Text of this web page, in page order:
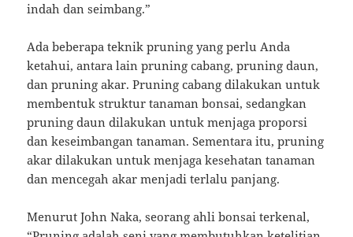
indah dan seimbang.”
Ada beberapa teknik pruning yang perlu Anda
ketahui, antara lain pruning cabang, pruning daun,
dan pruning akar. Pruning cabang dilakukan untuk
membentuk struktur tanaman bonsai, sedangkan
pruning daun dilakukan untuk menjaga proporsi
dan keseimbangan tanaman. Sementara itu, pruning
akar dilakukan untuk menjaga kesehatan tanaman
dan mencegah akar menjadi terlalu panjang.
Menurut John Naka, seorang ahli bonsai terkenal,